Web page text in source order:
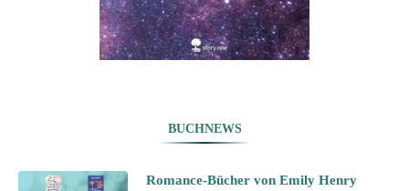
BUCHNEWS
Romance-Bücher von Emily Henry